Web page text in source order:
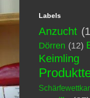
Labels
Anzucht
Dörren (12)
Keimling